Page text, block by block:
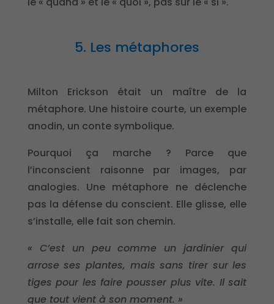
5. Les métaphores
Milton Erickson était un maître de la
métaphore. Une histoire courte, un exemple
anodin, un conte symbolique.
Pourquoi ça marche ? Parce que
l’inconscient raisonne par images, par
analogies. Une métaphore ne déclenche
pas la défense du conscient. Elle glisse, elle
s’installe, elle fait son chemin.
« C’est un peu comme un jardinier qui
arrose ses plantes, mais sans tirer sur les
tiges pour les faire pousser plus vite. Il sait
que tout vient à son moment. »